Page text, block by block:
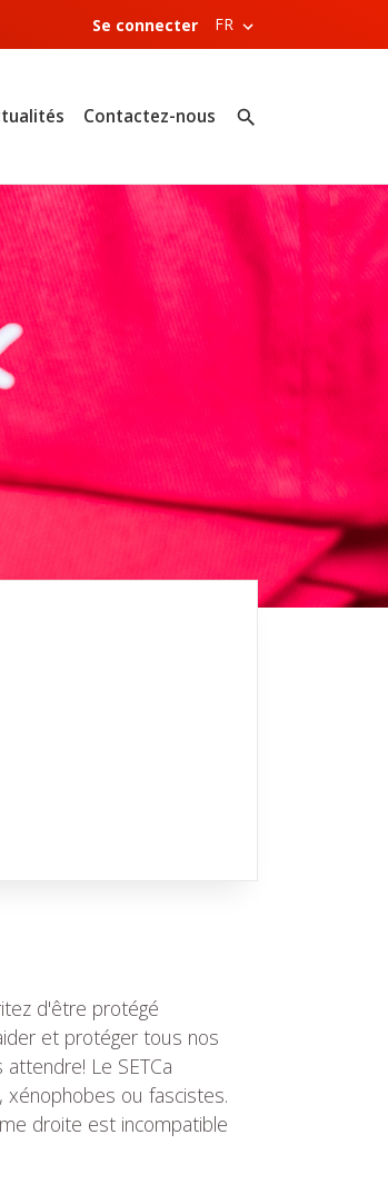
Se connecter FR
Contactez-nous
d'être protégé
et protéger tous nos
Le SETCa
ou fascistes.
droite est incompatible